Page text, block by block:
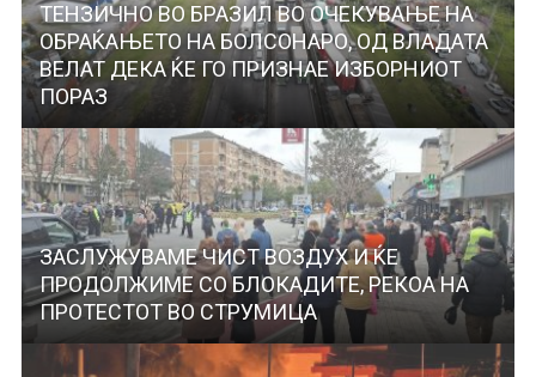
ТЕНЗИЧНО ВО БРАЗИЛ ВО ОЧЕКУВАЊЕ НА
ОБРАЌАЊЕТО НА БОЛСОНАРО, ОД ВЛАДАТА
ВЕЛАТ ДЕКА ЌЕ ГО ПРИЗНАЕ ИЗБОРНИОТ
ПОРАЗ
ЗАСЛУЖУВАМЕ ЧИСТ ВОЗДУХ И ЌЕ
ПРОДОЛЖИМЕ СО БЛОКАДИТЕ, РЕКОА НА
ПРОТЕСТОТ ВО СТРУМИЦА